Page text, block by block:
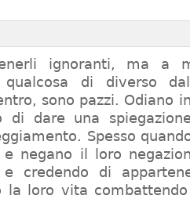
ignoranti, ma a
di diverso
sono pazzi. Odiano
di dare una
Spesso
negano il loro
credendo di
la loro vita